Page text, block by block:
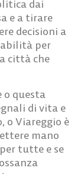
dai
e a tirare
decisioni a
per
città che
o questa
di vita e
o Viareggio è
mano
tutte e se